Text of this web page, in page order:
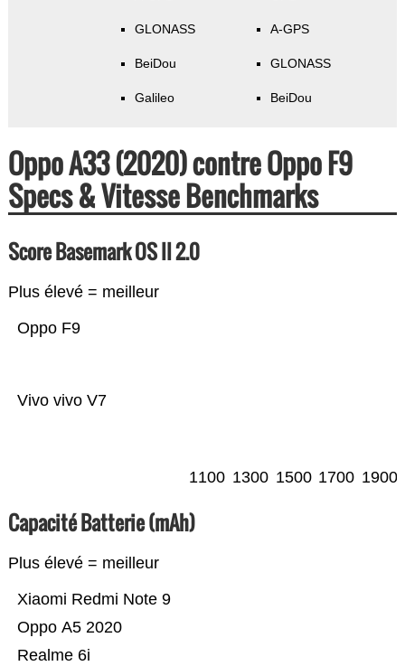
GLONASS
BeiDou
Galileo
A-GPS
GLONASS
BeiDou
Oppo A33 (2020) contre Oppo F9
Specs & Vitesse Benchmarks
Score Basemark OS II 2.0
Plus élevé = meilleur
Vivo vivo V7
Oppo F9
1100 1300 1500 1700 1900
Capacité Batterie (mAh)
Plus élevé = meilleur
Realme 6i
Oppo A5 2020
Xiaomi Redmi Note 9